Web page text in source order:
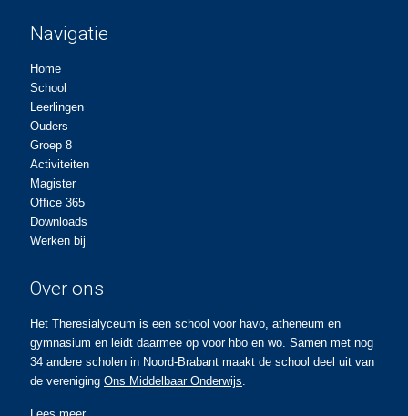
Navigatie
Home
School
Leerlingen
Ouders
Groep 8
Activiteiten
Magister
Office 365
Downloads
Werken bij
Over ons
Het Theresialyceum is een school voor havo, atheneum en
gymnasium en leidt daarmee op voor hbo en wo. Samen met nog
34 andere scholen in Noord-Brabant maakt de school deel uit van
de vereniging Ons Middelbaar Onderwijs